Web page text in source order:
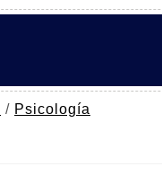
/ Psicología